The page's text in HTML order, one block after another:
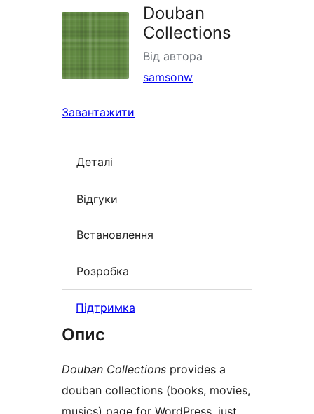
Douban
Collections
Від автора
samsonw
Завантажити
Деталі
Відгуки
Встановлення
Розробка
Підтримка
Опис
Douban Collections provides a
douban collections (books, movies,